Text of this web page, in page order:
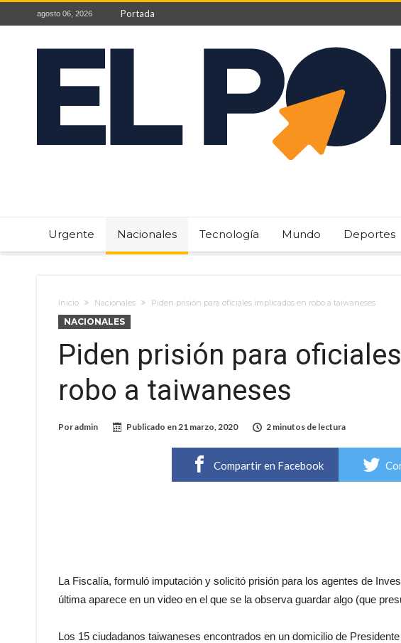
agosto 06, 2026 Portada
Urgente Nacionales Tecnología Mundo Deportes
Inicio Nacionales Piden prisión para oficiales implicados en robo a taiwaneses
NACIONALES
Piden prisión para
robo a taiwaneses
Poradmin Publicado en21 marzo, 2020 2 minutos de lectura
Compartir en Facebook
La Fiscalía, formuló imputación y solicitó prisión para los agentes de
última aparece en un video en el que se la observa guardar algo (que
Los 15 ciudadanos taiwaneses encontrados en un domicilio de